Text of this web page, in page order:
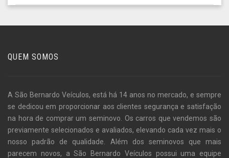
QUEM SOMOS
A São Bernardo Veículos, está há 14 anos no mercado, e sempre
se dedicou em proporcionar aos clientes segurança e satisfação
na hora de comprar um seminovo. Os carros que vendemos são
previamente selecionados e avaliados, elevando cada vez mais o
nosso padrão de qualidade. Além dos seminovos que mais
parecem novos, a São Bernardo Veículos possui uma equipe